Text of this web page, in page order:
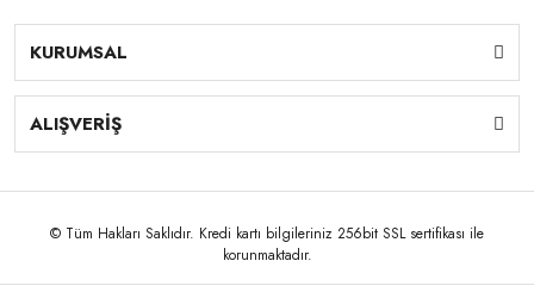
KURUMSAL
ALIŞVERİŞ
© Tüm Hakları Saklıdır. Kredi kartı bilgileriniz 256bit SSL sertifikası ile
korunmaktadır.